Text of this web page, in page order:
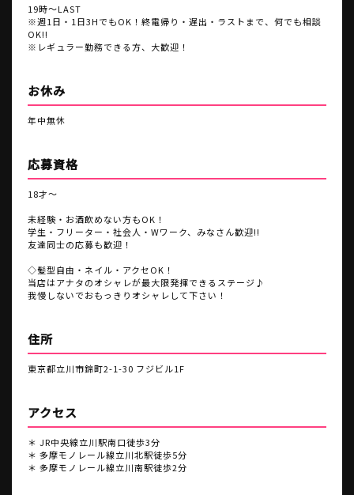
19時～LAST
※週1日・1日3HでもOK！終電帰り・遅出・ラストまで、何でも相談
OK!!
※レギュラー勤務できる方、大歓迎！
お休み
年中無休
応募資格
18才～
未経験・お酒飲めない方もOK！
学生・フリーター・社会人・Wワーク、みなさん歓迎!!
友達同士の応募も歓迎！
◇髪型自由・ネイル・アクセOK！
当店はアナタのオシャレが最大限発揮できるステージ♪
我慢しないでおもっきりオシャレして下さい！
住所
東京都立川市錦町2-1-30 フジビル1F
アクセス
＊ JR中央線立川駅南口徒歩3分
＊ 多摩モノレール線立川北駅徒歩5分
＊ 多摩モノレール線立川南駅徒歩2分